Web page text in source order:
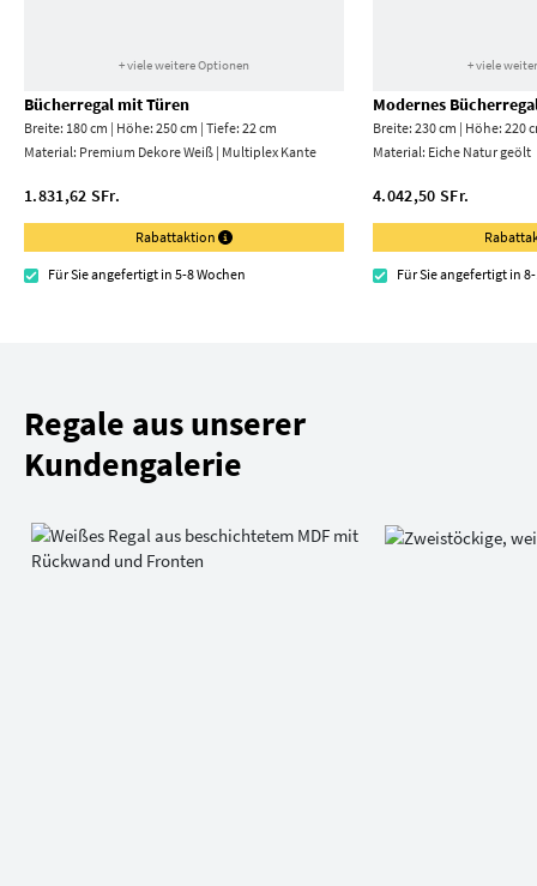
+ viele weitere Optionen
Bücherregal mit Türen
Breite: 180 cm | Höhe: 250 cm | Tiefe: 22 cm
Material: Premium Dekore Weiß | Multiplex Kante
1.831,62 SFr.
Rabattaktion
Für Sie angefertigt in 5-8 Wochen
+ viele
Modernes
Breite: 230 cm | Höhe: 220
Material: Eiche Natur geölt
4.042,50 SFr.
Für Sie angefertigt in
Regale aus unserer
Kundengalerie